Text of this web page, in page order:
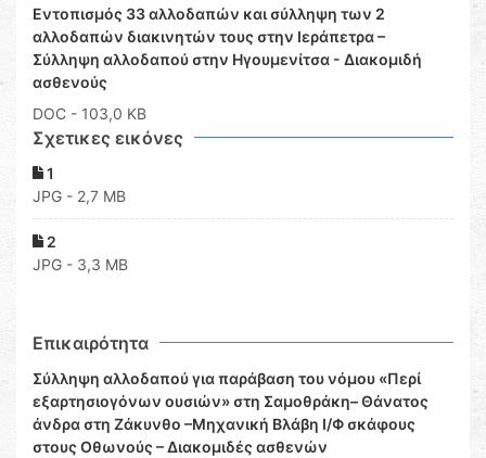
Εντοπισμός 33 αλλοδαπών και σύλληψη των 2
αλλοδαπών διακινητών τους στην Ιεράπετρα –
Σύλληψη αλλοδαπού στην Ηγουμενίτσα - Διακομιδή
ασθενούς
DOC - 103,0 KB
Σχετικες εικόνες
1
JPG - 2,7 MB
2
JPG - 3,3 MB
Επικαιρότητα
Σύλληψη αλλοδαπού για παράβαση του νόμου «Περί
εξαρτησιογόνων ουσιών» στη Σαμοθράκη– Θάνατος
άνδρα στη Ζάκυνθο –Μηχανική Βλάβη Ι/Φ σκάφους
στους Οθωνούς – Διακομιδές ασθενών